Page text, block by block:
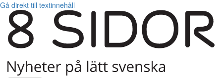
Gå direkt till textinnehåll